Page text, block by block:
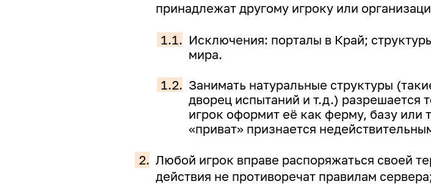
принадлежат другому игроку или
1.1. Исключения: порталы в Край;
мира.
1.2. Занимать натуральные структуры
дворец испытаний и т.д.) разрешается
игрок оформит её как ферму, базу или
«приват» признается
2. Любой игрок вправе распоряжаться своей
действия не противоречат правилам